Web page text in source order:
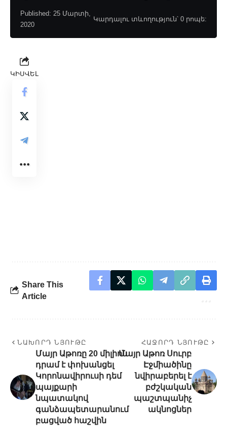
Published: 25 Մարտի,
2020
Կարդալու տևողություն՝ 0 րոպե:
ԿԻՍՎԵԼ
Share This
Article
ՆԱԽՈՐԴ ՆՅՈՒԹԸ
Մայր Աթոռը 20 միլիոն
դրամ է փոխանցել
Կորոնավիրուսի դեմ
պայքարի
նպատակով
գանձապետարանում
բացված հաշվին
ՀԱՋՈՐԴ ՆՅՈՒԹԸ
Մայր Աթոռ Սուրբ
Էջմիածինը
նվիրաբերել է
բժշկական
պաշտպանիչ
ակնոցներ